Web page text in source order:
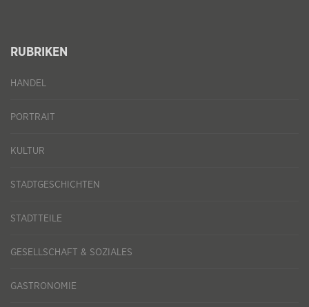
RUBRIKEN
HANDEL
PORTRAIT
KULTUR
STADTGESCHICHTEN
STADTTEILE
GESELLSCHAFT & SOZIALES
GASTRONOMIE